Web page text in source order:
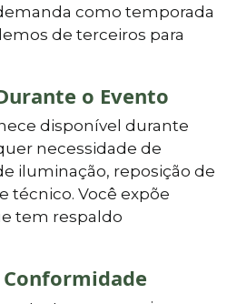
como temporada
de terceiros para
o Evento
disponível durante
necessidade de
iluminação, reposição de
técnico. Você expõe
tem respaldo